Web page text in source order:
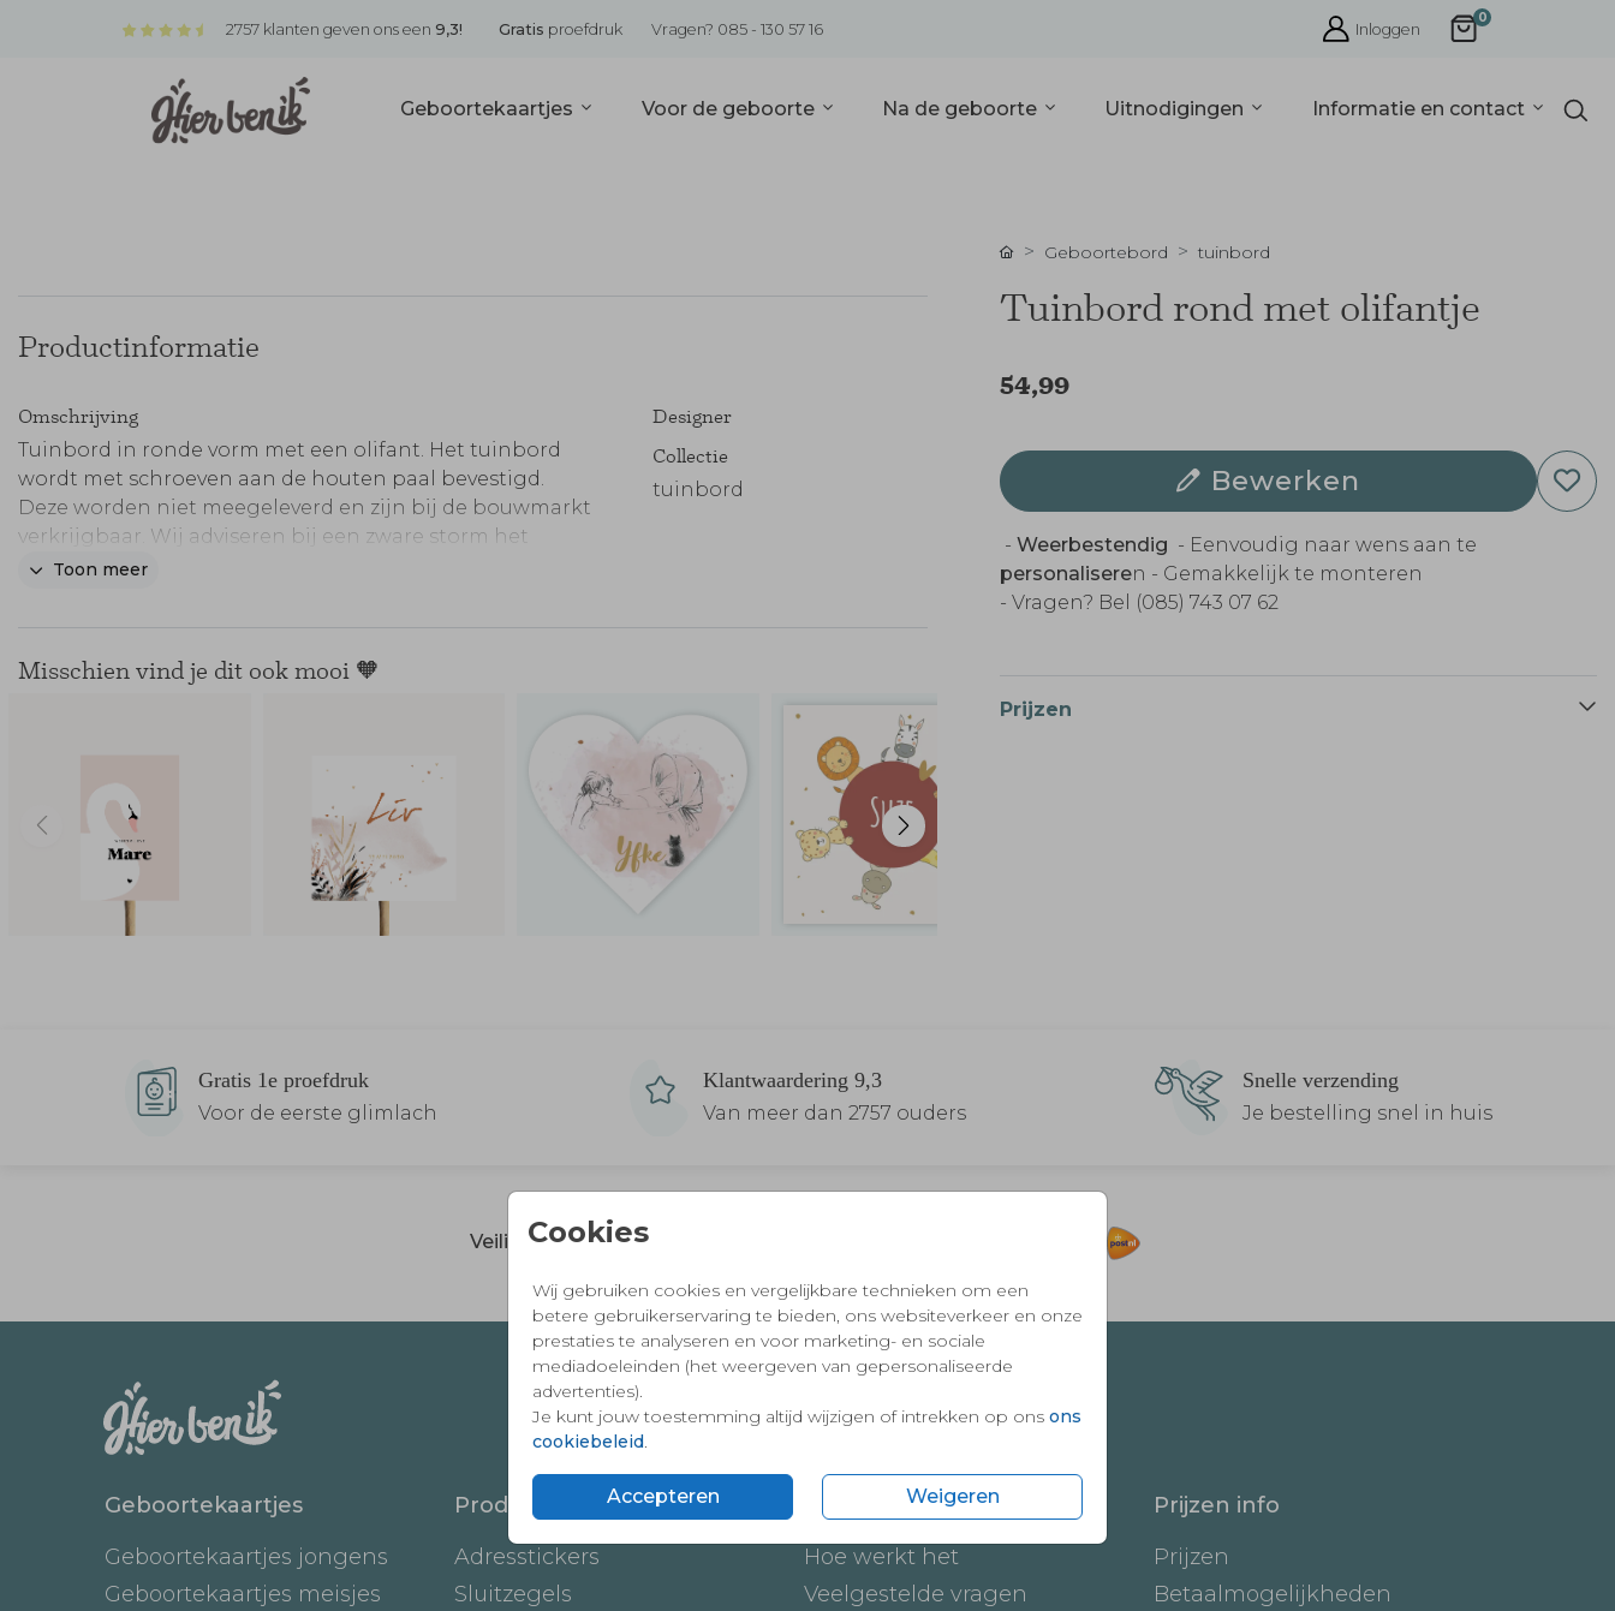
2757 klanten geven ons een 9,3! Gratis proefdruk Vragen? 085 - 130 57 16 Inloggen
0
Geboortekaartjes Voor de geboorte Na de geboorte Uitnodigingen Informatie en contact
Cookies
Wij gebruiken cookies en vergelijkbare technieken om een
betere gebruikerservaring te bieden, ons websiteverkeer en onze
prestaties te analyseren en voor marketing- en sociale
mediadoeleinden (het weergeven van gepersonaliseerde
advertenties).
Je kunt jouw toestemming altijd wijzigen of intrekken op ons ons
cookiebeleid
Accepteren Weigeren
Productinformatie
Omschrijving
Tuinbord in ronde vorm met een olifant. Het tuinbord
wordt met schroeven aan de houten paal bevestigd.
Deze worden niet meegeleverd en zijn bij de bouwmarkt
verkrijgbaar. Wij adviseren bij een zware storm het
geboortebord even binnen te zetten.
Toon meer
Designer
Collectie
tuinbord
Misschien vind je dit ook mooi 🧡
Geboortebord tuinbord
Tuinbord rond met olifantje
54,99
Bewerken
- Weerbestendig - Eenvoudig naar wens aan te
personaliseren - Gemakkelijk te monteren
- Vragen? Bel (085) 743 07 62
Prijzen
Gratis 1e proefdruk
Voor de eerste glimlach
Klantwaardering 9,3
Van meer dan 2757 ouders
Snelle verzending
Je bestelling snel in huis
Veilig en vertrouwd winkelen en betalen
Geboortekaartjes
Geboortekaartjes jongens
Geboortekaartjes meisjes
Producten
Adresstickers
Sluitzegels
Onze service
Hoe werkt het
Veelgestelde vragen
Prijzen info
Prijzen
Betaalmogelijkheden